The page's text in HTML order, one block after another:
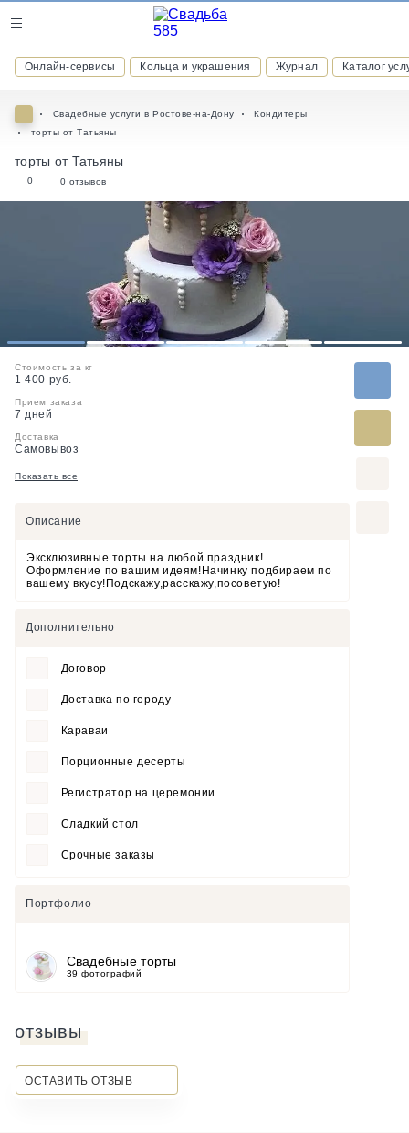
Онлайн-сервисы Кольца и украшения Журнал Каталог
присоединяйтесь к закрытому сообществу и получайте
скидки и бонусы за участие
РЕГИСТРАЦИЯ
Свадебные услуги в Ростове-на-Дону
Кондитеры
торты от Татьяны
торты от Татьяны
0 0 отзывов
1 2 3 4 5
Стоимость за кг
1 400 руб.
Прием заказа
7 дней
Доставка
Самовывоз
Показать все
Описание
Эксклюзивные торты на любой праздник!
Оформление по вашим идеям!Начинку подбираем по
вашему вкусу!Подскажу,расскажу,посоветую!
Дополнительно
Договор
Доставка по городу
Караваи
Порционные десерты
Регистратор на церемонии
Сладкий стол
Срочные заказы
Портфолио
Свадебные торты
39 фотографий
отзывы
ОСТАВИТЬ ОТЗЫВ